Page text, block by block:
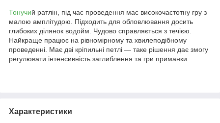
Тонучий ратлін, під час проведення має високочастотну гру з
малою амплітудою. Підходить для обловлювання досить
глибоких ділянок водойм. Чудово справляється з течією.
Найкраще працює на рівномірному та хвилеподібному
проведенні. Має дві кріпильні петлі — таке рішення дає змогу
регулювати інтенсивність заглиблення та гри приманки.
Характеристики